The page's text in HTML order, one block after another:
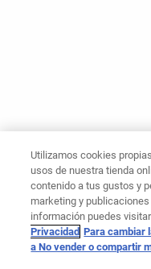
Utilizamos cookies
usos de nuestra tienda
contenido a tus gustos y
marketing y
información puedes
Privacidad Para cambiar
a No vender o compartir